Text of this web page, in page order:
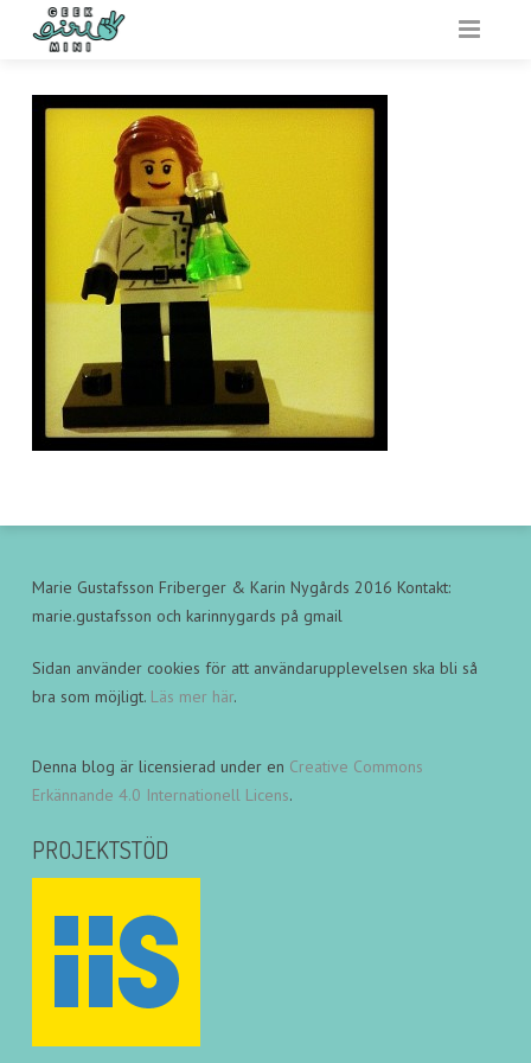
ARRANGERA
AKTIVITETSBANK
RESURSER
Marie Gustafsson Friberger & Karin Nygårds 2016 Kontakt:
marie.gustafsson och karinnygards på gmail
Sidan använder cookies för att användarupplevelsen ska bli så
bra som möjligt. Läs mer här.
Denna blog är licensierad under en Creative Commons
Erkännande 4.0 Internationell Licens.
PROJEKTSTÖD